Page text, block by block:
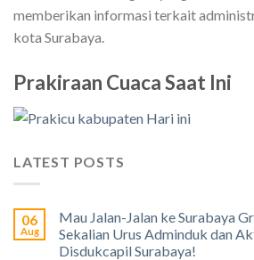
memberikan informasi terkait
kota Surabaya.
Prakiraan Cuaca Saat Ini
LATEST POSTS
06
Aug
Mau Jalan-Jalan ke Surabaya
Sekalian Urus Adminduk dan
Disdukcapil Surabaya!